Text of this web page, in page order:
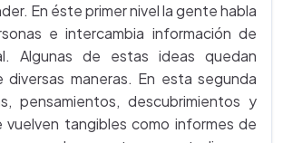
En éste primer nivel la gente habla
e intercambia información de
Algunas de estas ideas quedan
diversas maneras. En esta segunda
pensamientos, descubrimientos y
vuelven tangibles como informes de